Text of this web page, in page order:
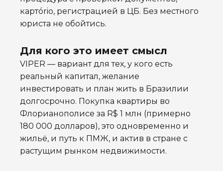
картório, регистрацией в ЦБ. Без местного
юриста не обойтись.
Для кого это имеет смысл
VIPER — вариант для тех, у кого есть
реальный капитал, желание
инвестировать и план жить в Бразилии
долгосрочно. Покупка квартиры во
Флорианополисе за R$ 1 млн (примерно
180 000 долларов), это одновременно и
жильё, и путь к ПМЖ, и актив в стране с
растущим рынком недвижимости.